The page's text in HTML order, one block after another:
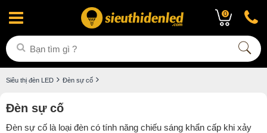
0
Siêu thị đèn LED Đèn sự cố
Đèn sự cố
Đèn sự cố là loại đèn có tính năng chiếu sáng khẩn cấp khi xảy